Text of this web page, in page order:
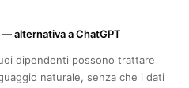
alternativa a ChatGPT
dipendenti possono trattare
naturale, senza che i dati